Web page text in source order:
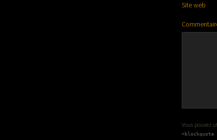
Site web
Vous pouvez